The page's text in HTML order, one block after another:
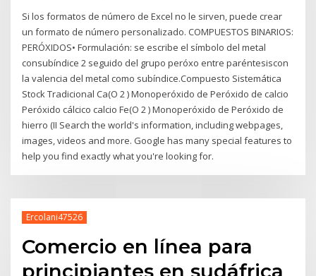
Si los formatos de número de Excel no le sirven, puede crear
un formato de número personalizado. COMPUESTOS BINARIOS:
PERÓXIDOS• Formulación: se escribe el símbolo del metal
consubíndice 2 seguido del grupo peróxo entre paréntesiscon
la valencia del metal como subíndice.Compuesto Sistemática
Stock Tradicional Ca(O 2 ) Monoperóxido de Peróxido de calcio
Peróxido cálcico calcio Fe(O 2 ) Monoperóxido de Peróxido de
hierro (II Search the world's information, including webpages,
images, videos and more. Google has many special features to
help you find exactly what you're looking for.
Ercolani47526
Comercio en línea para